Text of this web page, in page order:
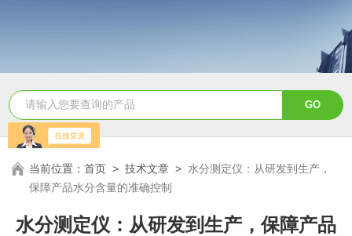
当前位置：首页 >技术文章 > 水分测定仪：从研发到生产，
保障产品水分含量的准确控制
水分测定仪：从研发到生产，保障产品